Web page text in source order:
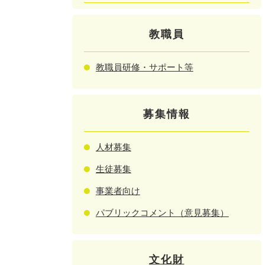
教職員
教職員研修・サポート等
募集情報
人材募集
生徒募集
事業者向け
パブリックコメント（意見募集）
文化財